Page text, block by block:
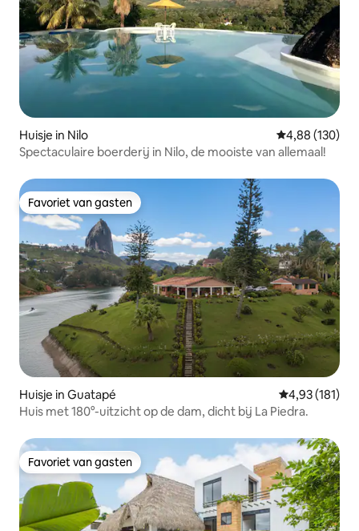
Huisje in Nilo Gemiddelde
4,88 (130)
Spectaculaire boerderij in Nilo, de mooiste van allemaal!
Favoriet van gasten
Favoriet van gasten
Huisje in Guatapé Gemiddelde
4,93 (181)
Huis met 180°-uitzicht op de dam, dicht bij La Piedra.
Favoriet van gasten
Favoriet van gasten